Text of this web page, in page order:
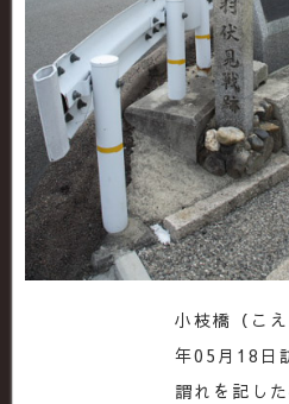
小枝橋（こ
年05月18日
謂れを記し